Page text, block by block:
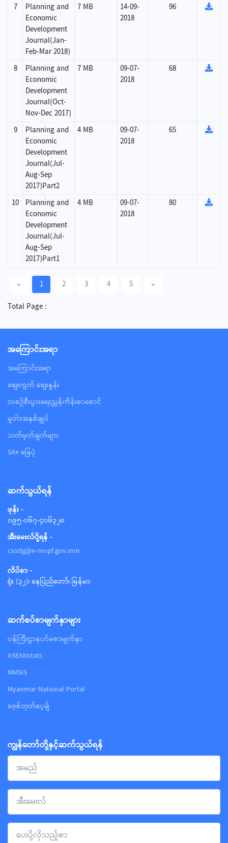
7
Planning and
Economic
Development
Journal(Jan-
Feb-Mar 2018)
7 MB
14-09-
2018
96
8
Planning and
Economic
Development
Journal(Oct-
Nov-Dec 2017)
7 MB
09-07-
2018
68
9
Planning and
Economic
Development
Journal(Jul-
Aug-Sep
2017)Part2
4 MB
09-07-
2018
65
10 Planning and
Economic
Development
Journal(Jul-
Aug-Sep
2017)Part1
4 MB
09-07-
2018
80
« 1 2 3 4 5
»
Total Page :
အ‌ကြောင်းအရာ
အ‌ကြောင်းအရာ
စျေးကွက် စျေးနှုန်း
လစဉ်စီးပွားရေးညွှန်ကိန်းစာစောင်
မူဝါဒအနှစ်ချုပ်
သတ်မှတ်ချက်များ
Site မြေပုံ
ဆက်သွယ်ရန်
ဖုန်း -
၀၉၅-၀၆၇-၄၀၆၃၂၈
အီးမေးလ်ပို့ရန် -
csodg@e-mopf.gov.mm
လိပ်စာ -
ရုံး (၃၂)၊ နေပြည်တော်၊ မြန်မာ
ဆက်စပ်စာမျက်နှာများ
ဝန်ကြီးဌာနပင်မစာမျက်နှာ
ASEANstats
MMSIS
Myanmar National Portal
ဖေ့စ်ဘုတ်ပေ့ချ်
ကျွန်တော်တို့နှင့်ဆက်သွယ်ရန်